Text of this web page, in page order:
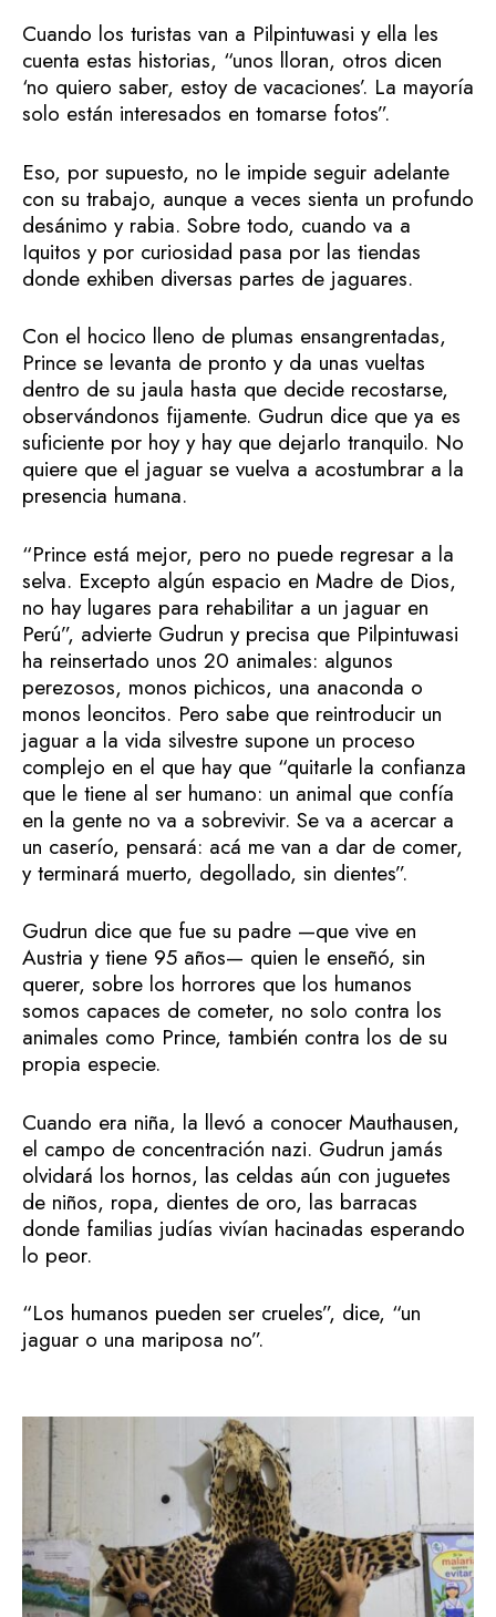
Cuando los turistas van a Pilpintuwasi y ella les
cuenta estas historias, “unos lloran, otros dicen
‘no quiero saber, estoy de vacaciones’. La mayoría
solo están interesados en tomarse fotos”.
Eso, por supuesto, no le impide seguir adelante
con su trabajo, aunque a veces sienta un profundo
desánimo y rabia. Sobre todo, cuando va a
Iquitos y por curiosidad pasa por las tiendas
donde exhiben diversas partes de jaguares.
Con el hocico lleno de plumas ensangrentadas,
Prince se levanta de pronto y da unas vueltas
dentro de su jaula hasta que decide recostarse,
observándonos fijamente. Gudrun dice que ya es
suficiente por hoy y hay que dejarlo tranquilo. No
quiere que el jaguar se vuelva a acostumbrar a la
presencia humana.
“Prince está mejor, pero no puede regresar a la
selva. Excepto algún espacio en Madre de Dios,
no hay lugares para rehabilitar a un jaguar en
Perú”, advierte Gudrun y precisa que Pilpintuwasi
ha reinsertado unos 20 animales: algunos
perezosos, monos pichicos, una anaconda o
monos leoncitos. Pero sabe que reintroducir un
jaguar a la vida silvestre supone un proceso
complejo en el que hay que “quitarle la confianza
que le tiene al ser humano: un animal que confía
en la gente no va a sobrevivir. Se va a acercar a
un caserío, pensará: acá me van a dar de comer,
y terminará muerto, degollado, sin dientes”.
Gudrun dice que fue su padre —que vive en
Austria y tiene 95 años— quien le enseñó, sin
querer, sobre los horrores que los humanos
somos capaces de cometer, no solo contra los
animales como Prince, también contra los de su
propia especie.
Cuando era niña, la llevó a conocer Mauthausen,
el campo de concentración nazi. Gudrun jamás
olvidará los hornos, las celdas aún con juguetes
de niños, ropa, dientes de oro, las barracas
donde familias judías vivían hacinadas esperando
lo peor.
“Los humanos pueden ser crueles”, dice, “un
jaguar o una mariposa no”.